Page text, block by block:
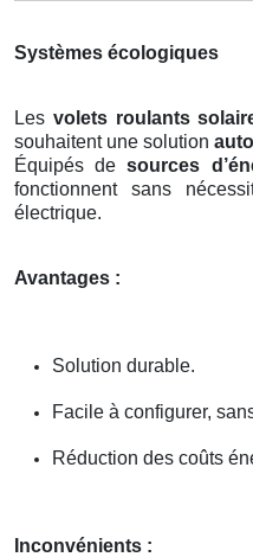
Systèmes écologiques
Les volets roulants
souhaitent une solution
Équipés desources
fonctionnent sans
électrique.
Avantages :
Solution durable.
Facile à configurer,
Réduction des coûts
Inconvénients :